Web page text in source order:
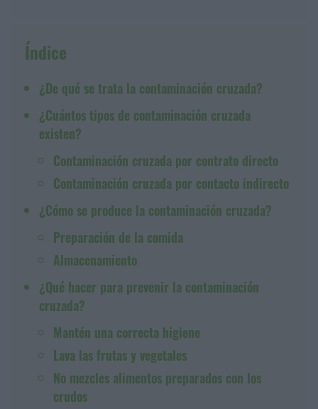
Índice
¿De qué se trata la contaminación cruzada?
¿Cuántos tipos de contaminación cruzada
existen?
Contaminación cruzada por contrato directo
Contaminación cruzada por contacto indirecto
¿Cómo se produce la contaminación cruzada?
Preparación de la comida
Almacenamiento
¿Qué hacer para prevenir la contaminación
cruzada?
Mantén una correcta higiene
Lava las frutas y vegetales
No mezcles alimentos preparados con los
crudos